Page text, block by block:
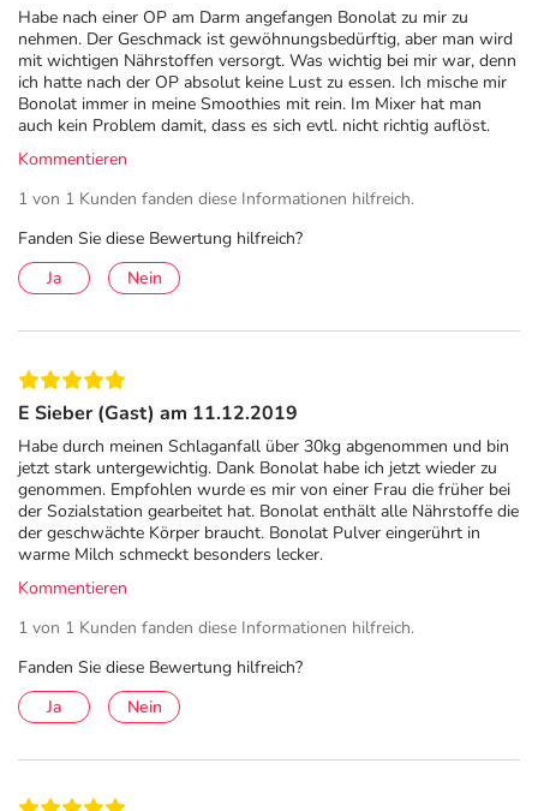
Habe nach einer OP am Darm angefangen Bonolat zu mir zu
nehmen. Der Geschmack ist gewöhnungsbedürftig, aber man wird
mit wichtigen Nährstoffen versorgt. Was wichtig bei mir war, denn
ich hatte nach der OP absolut keine Lust zu essen. Ich mische mir
Bonolat immer in meine Smoothies mit rein. Im Mixer hat man
auch kein Problem damit, dass es sich evtl. nicht richtig auflöst.
Kommentieren
1 von 1 Kunden fanden diese Informationen hilfreich.
Fanden Sie diese Bewertung hilfreich?
Ja
Nein
E Sieber (Gast) am 11.12.2019
Habe durch meinen Schlaganfall über 30kg abgenommen und bin
jetzt stark untergewichtig. Dank Bonolat habe ich jetzt wieder zu
genommen. Empfohlen wurde es mir von einer Frau die früher bei
der Sozialstation gearbeitet hat. Bonolat enthält alle Nährstoffe die
der geschwächte Körper braucht. Bonolat Pulver eingerührt in
warme Milch schmeckt besonders lecker.
Kommentieren
1 von 1 Kunden fanden diese Informationen hilfreich.
Fanden Sie diese Bewertung hilfreich?
Ja
Nein